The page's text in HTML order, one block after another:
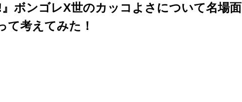
ボンゴレX世のカッコよさについて名場面
て考えてみた！